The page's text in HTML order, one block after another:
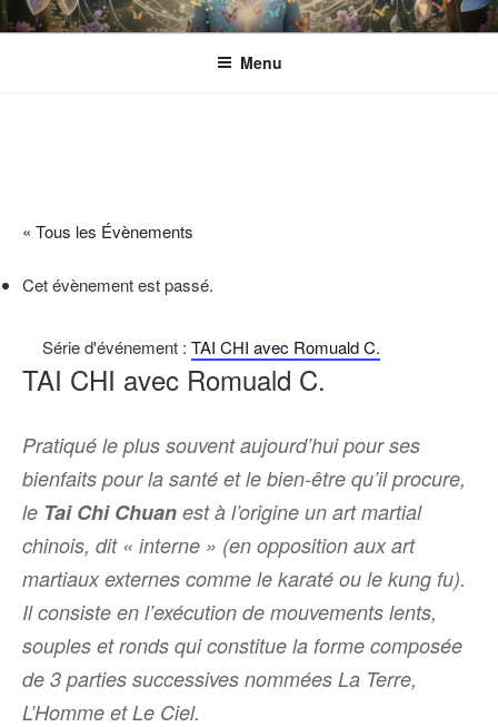
Aller
au
ESPACE ECLOSION
Gérée par l'Association CANTACORDA. L'association s’implique pour
une meilleure inclusion sociale et culturelle des personnes en situation
Menu
« Tous les Évènements
Cet évènement est passé.
Série d'événement : TAI CHI avec Romuald C.
TAI CHI avec Romuald C.
Pratiqué le plus souvent aujourd’hui pour ses
bienfaits pour la santé et le bien-être qu’il procure,
le Tai Chi Chuan est à l’origine un art martial
chinois, dit « interne » (en opposition aux art
martiaux externes comme le karaté ou le kung fu).
Il consiste en l’exécution de mouvements lents,
souples et ronds qui constitue la forme composée
de 3 parties successives nommées La Terre,
L’Homme et Le Ciel.